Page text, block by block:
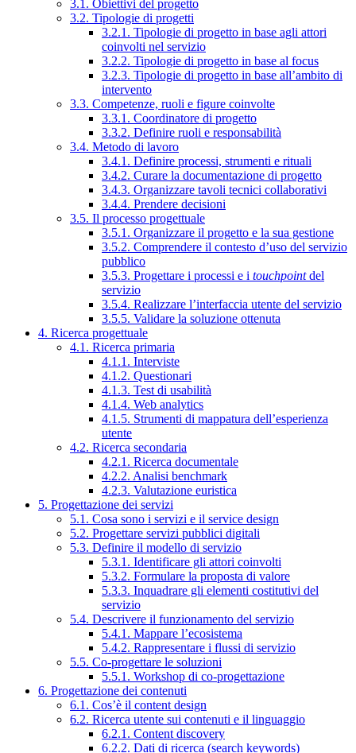
3.1. Obiettivi del progetto
3.2. Tipologie di progetti
3.2.1. Tipologie di progetto in base agli attori
coinvolti nel servizio
3.2.2. Tipologie di progetto in base al focus
3.2.3. Tipologie di progetto in base all’ambito di
intervento
3.3. Competenze, ruoli e figure coinvolte
3.3.1. Coordinatore di progetto
3.3.2. Definire ruoli e responsabilità
3.4. Metodo di lavoro
3.4.1. Definire processi, strumenti e rituali
3.4.2. Curare la documentazione di progetto
3.4.3. Organizzare tavoli tecnici collaborativi
3.4.4. Prendere decisioni
3.5. Il processo progettuale
3.5.1. Organizzare il progetto e la sua gestione
3.5.2. Comprendere il contesto d’uso del servizio
pubblico
3.5.3. Progettare i processi e i touchpointdel
servizio
3.5.4. Realizzare l’interfaccia utente del servizio
3.5.5. Validare la soluzione ottenuta
4. Ricerca progettuale
4.1. Ricerca primaria
4.1.1. Interviste
4.1.2. Questionari
4.1.3. Test di usabilità
4.1.4. Web analytics
4.1.5. Strumenti di mappatura dell’esperienza
utente
4.2. Ricerca secondaria
4.2.1. Ricerca documentale
4.2.2. Analisi benchmark
4.2.3. Valutazione euristica
5. Progettazione dei servizi
5.1. Cosa sono i servizi e il service design
5.2. Progettare servizi pubblici digitali
5.3. Definire il modello di servizio
5.3.1. Identificare gli attori coinvolti
5.3.2. Formulare la proposta di valore
5.3.3. Inquadrare gli elementi costitutivi del
servizio
5.4. Descrivere il funzionamento del servizio
5.4.1. Mappare l’ecosistema
5.4.2. Rappresentare i flussi di servizio
5.5. Co-progettare le soluzioni
5.5.1. Workshop di co-progettazione
6. Progettazione dei contenuti
6.1. Cos’è il content design
6.2. Ricerca utente sui contenuti e il linguaggio
6.2.1. Content discovery
6.2.2. Dati di ricerca (search keywords)